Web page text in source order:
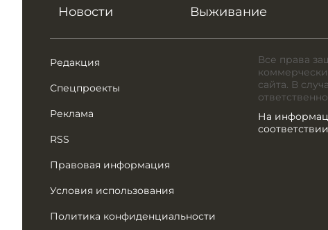
Новости Выживание
Редакция
Спецпроекты
Реклама
RSS
Правовая информация
Условия использования
Политика конфиденциальности
Все права
сайта. В
На